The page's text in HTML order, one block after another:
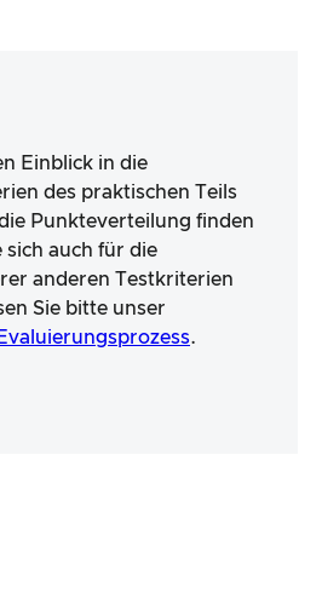
Einblick in die
des praktischen Teils
Punkteverteilung finden
sich auch für die
anderen Testkriterien
Sie bitte unser
Evaluierungsprozess.